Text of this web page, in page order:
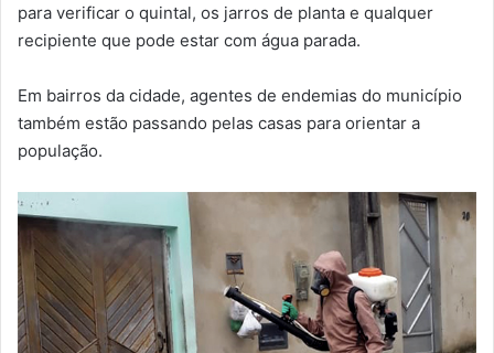
para verificar o quintal, os jarros de planta e qualquer
recipiente que pode estar com água parada.
Em bairros da cidade, agentes de endemias do município
também estão passando pelas casas para orientar a
população.